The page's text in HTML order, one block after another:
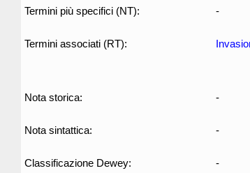
Termini più specifici (NT): -
Termini associati (RT):
Nota storica: -
Nota sintattica: -
Classificazione Dewey: -